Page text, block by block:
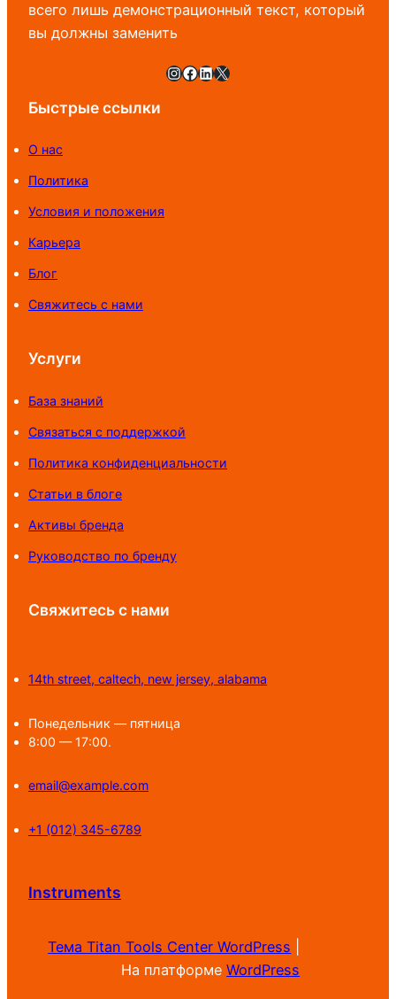
всего лишь демонстрационный текст, который
вы должны заменить
InstagramFacebookLinkedInX
Быстрые ссылки
О нас
Политика
Условия и положения
Карьера
Блог
Свяжитесь с нами
Услуги
База знаний
Связаться с поддержкой
Политика конфиденциальности
Статьи в блоге
Активы бренда
Руководство по бренду
Свяжитесь с нами
14th street, caltech, new jersey, alabama
Понедельник — пятница
8:00 — 17:00.
email@example.com
+1 (012) 345-6789
Instruments
Тема Titan Tools Center WordPress
На платформеWordPress